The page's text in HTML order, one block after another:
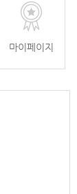
마이페이지